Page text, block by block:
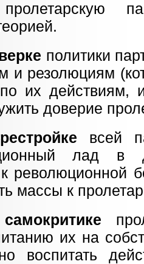
пролетарскую
политики
и резолюциям
их действиям,
доверие
всей
лад в
революционной
массы к
их на
воспитать